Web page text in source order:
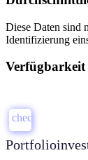
Diese Daten sind
Identifizierung
Verfügbarkeit
check